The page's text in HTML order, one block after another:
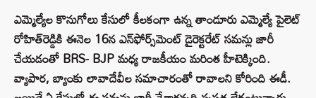
ఎమ్మెల్యేల కొనుగోలు కేసులో కీలకంగా ఉన్న తాండూరు ఎమ్మెల్యే పైలెట్‌
రోహిత్‌రెడ్డికి ఈనెల 16న ఎన్‌ఫోర్స్‌మెంట్‌ డైరెక్టరేట్‌ సమన్లు జారీ
చేయడంతో BRS- BJP మధ్య రాజకీయం మరింత హీటెక్కింది.
వ్యాపార, బ్యాంకు లావాదేవీల సమాచారంతో రావాలని కోరింది ఈడీ.